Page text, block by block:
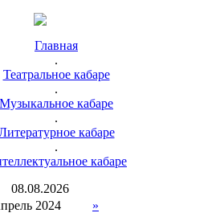
Главная
.
Театральное кабаре
.
Музыкальное кабаре
.
кабаре
.
кабаре
08.08.2026
2024
»